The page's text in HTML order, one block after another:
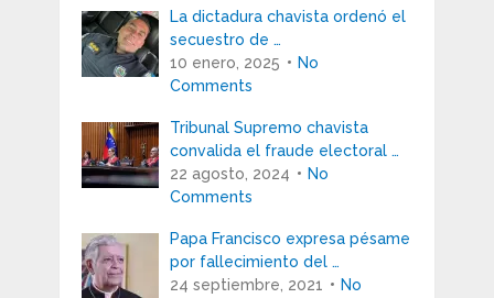
La dictadura chavista ordenó el
secuestro de …
10 enero, 2025
No
Comments
Tribunal Supremo chavista
convalida el fraude electoral …
22 agosto, 2024
No
Comments
Papa Francisco expresa pésame
por fallecimiento del …
24 septiembre, 2021
No